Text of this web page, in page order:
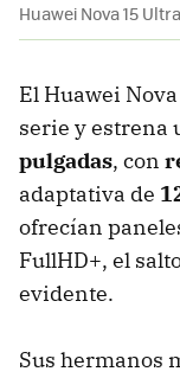
Huawei Nova 15 Ultra
El Huawei
serie y estrena
pulgadas, con
adaptativa de
ofrecían
FullHD+, el
evidente.
Sus hermanos